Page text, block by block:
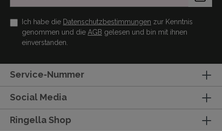
Ich habe die Datenschutzbestimmungen zur Kenntnis
genommen und die AGB gelesen und bin mit ihnen
einverstanden.
Service-Nummer
Social Media
Ringella Shop